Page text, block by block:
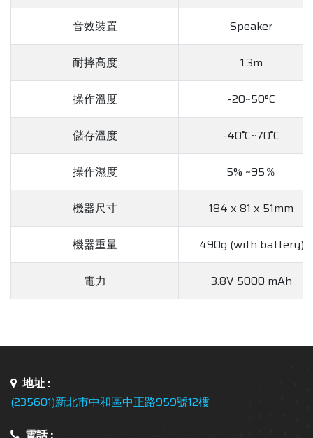
音效裝置 Speaker
耐摔高度 1.3m
操作溫度 -20~50°C
儲存溫度 -40˚C~70˚C
操作濕度 5% ~95％
機器尺寸 184 x 81 x 51mm
機器重量 490g (with battery)
電力 3.8V 5000 mAh
地址 :
(235601)新北市中和區中正路959號12樓